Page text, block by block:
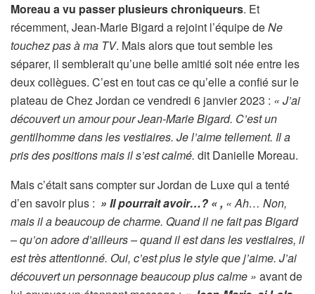
Moreau a vu passer plusieurs chroniqueurs. Et
récemment, Jean-Marie Bigard a rejoint l’équipe deNe
touchez pas à ma TV. Mais alors que tout semble les
séparer, il semblerait qu’une belle amitié soit née entre les
deux collègues. C’est en tout cas ce qu’elle a confié sur le
plateau de Chez Jordan ce vendredi 6 janvier 2023 : « J’ai
découvert un amour pour Jean-Marie Bigard. C’est un
gentilhomme dans les vestiaires. Je l’aime tellement. Il a
pris des positions mais il s’est calmé. dit Danielle Moreau.
Mais c’était sans compter sur Jordan de Luxe qui a tenté
d’en savoir plus : » Il pourrait avoir…? « , « Ah… Non,
mais il a beaucoup de charme. Quand il ne fait pas Bigard
– qu’on adore d’ailleurs – quand il est dans les vestiaires, il
est très attentionné. Oui, c’est plus le style que j’aime. J’ai
découvert un personnage beaucoup plus calme » avant de